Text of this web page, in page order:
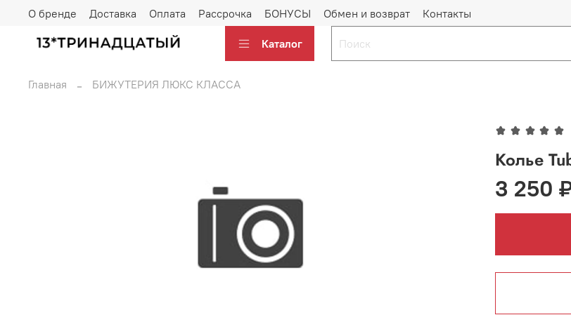
О бренде Доставка Оплата Рассрочка БОНУСЫ Обмен и возврат Контакты
Каталог
Главная БИЖУТЕРИЯ ЛЮКС КЛАССА
Колье
3 250